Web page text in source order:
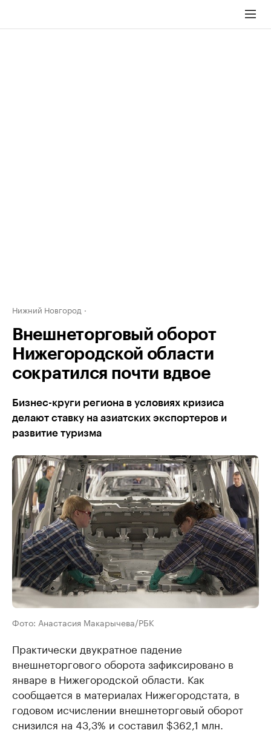
Нижний Новгород
Внешнеторговый оборот
Нижегородской области
сократился почти вдвое
Бизнес-круги региона в условиях кризиса
делают ставку на азиатских экспортеров и
развитие туризма
Фото: Анастасия Макарычева/РБК
Практически двукратное падение
внешнеторгового оборота зафиксировано в
январе в Нижегородской области. Как
сообщается в материалах Нижегородстата, в
годовом исчислении внешнеторговый оборот
снизился на 43,3% и составил $362,1 млн.